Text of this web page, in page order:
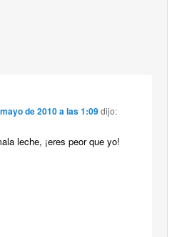
de 2010 a las 1:09dijo:
leche, ¡eres peor que yo!